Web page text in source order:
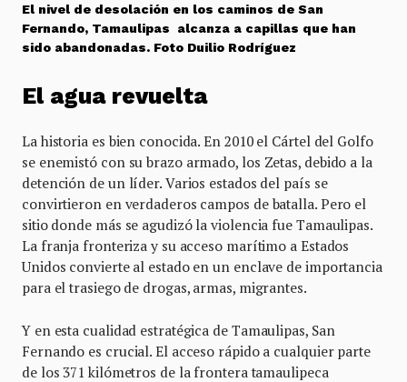
El nivel de desolación en los caminos de San
Fernando, Tamaulipas alcanza a capillas que han
sido abandonadas. Foto Duilio Rodríguez
El agua revuelta
La historia es bien conocida. En 2010 el Cártel del Golfo
se enemistó con su brazo armado, los Zetas, debido a la
detención de un líder. Varios estados del país se
convirtieron en verdaderos campos de batalla. Pero el
sitio donde más se agudizó la violencia fue Tamaulipas.
La franja fronteriza y su acceso marítimo a Estados
Unidos convierte al estado en un enclave de importancia
para el trasiego de drogas, armas, migrantes.
Y en esta cualidad estratégica de Tamaulipas, San
Fernando es crucial. El acceso rápido a cualquier parte
de los 371 kilómetros de la frontera tamaulipeca